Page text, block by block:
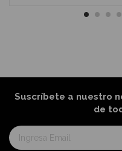
Suscríbete a nuestro
de
Suscríbase
al